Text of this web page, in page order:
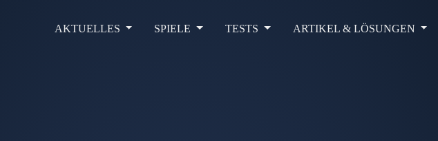
AKTUELLES SPIELE TESTS ARTIKEL & LÖSUNGEN